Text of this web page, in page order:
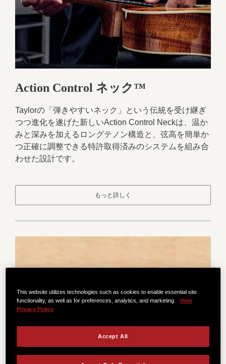
Action Control ネック™
Taylorの「弾きやすいネック」という伝統を受け継ぎ
つつ進化を遂げた新しいAction Control Neckは、温か
みと深みを加えるロングテノン構造と、弦高を簡単か
つ正確に調整できる特許取得済みのシステムを組み合
わせた設計です。
もっと詳しく
This website utilizes technologies such as cookies to enable essential site
functionality, as well as for preferences, analytics, and marketing.
View
Privacy Policy
Accept All